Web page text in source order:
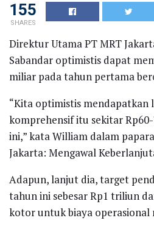
155
SHARES
Direktur Utama PT MRT
Sabandar optimistis dapat
miliar pada tahun pertama
“Kita optimistis mendapatkan
komprehensif itu sekitar
ini,” kata William dalam
Jakarta: Mengawal
Adapun, lanjut dia, target
tahun ini sebesar Rp1 triliun
kotor untuk biaya operasional